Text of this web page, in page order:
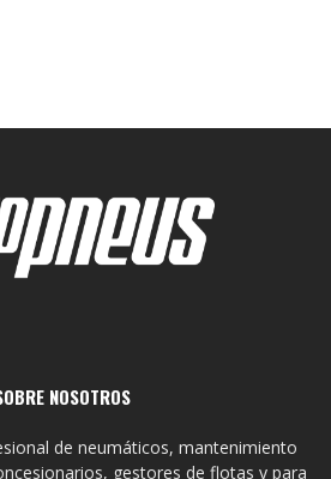
NOSOTROS
de neumáticos, mantenimiento
gestores de flotas y para